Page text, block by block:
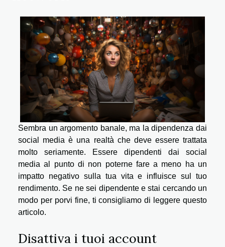
Sembra un argomento banale, ma la dipendenza dai
social media è una realtà che deve essere trattata
molto seriamente. Essere dipendenti dai social
media al punto di non poterne fare a meno ha un
impatto negativo sulla tua vita e influisce sul tuo
rendimento. Se ne sei dipendente e stai cercando un
modo per porvi fine, ti consigliamo di leggere questo
articolo.
Disattiva i tuoi account